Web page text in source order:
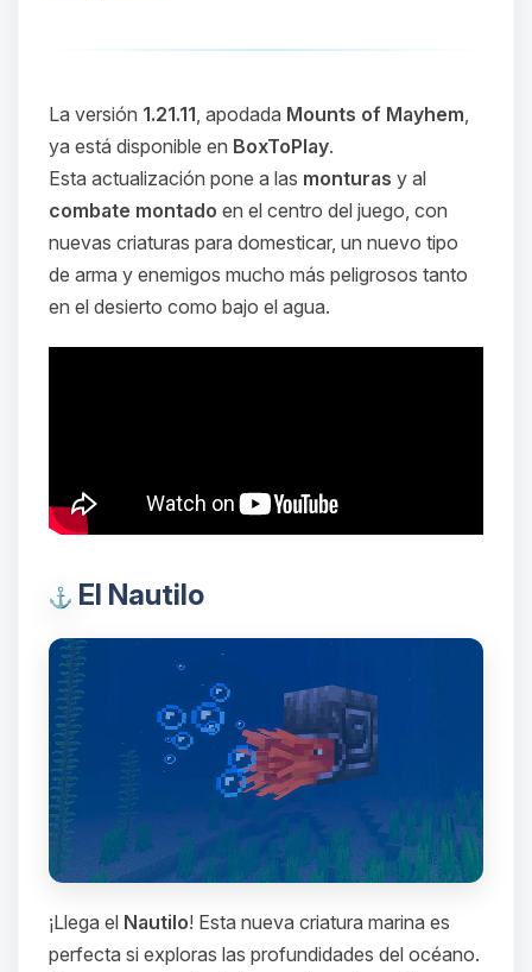
La versión 1.21.11, apodada Mounts of Mayhem,
ya está disponible en BoxToPlay.
Esta actualización pone a las monturas y al
combate montado en el centro del juego, con
nuevas criaturas para domesticar, un nuevo tipo
de arma y enemigos mucho más peligrosos tanto
en el desierto como bajo el agua.
El Nautilo
¡Llega el Nautilo! Esta nueva criatura marina es
perfecta si exploras las profundidades del océano.